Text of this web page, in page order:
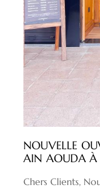
NOUVELLE
AIN AOUDA À
Chers Clients,